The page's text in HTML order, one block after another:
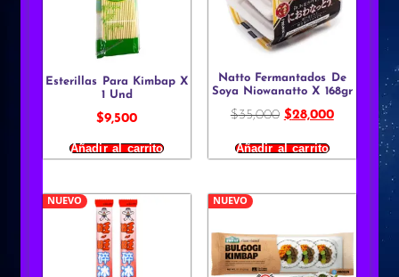
Esterillas Para Kimbap X
1 Und
$9,500
Añadir al carrito
Natto Fermantados De
Soya Niowanatto X 168gr
$35,000 $28,000
Añadir al carrito
NUEVO NUEVO